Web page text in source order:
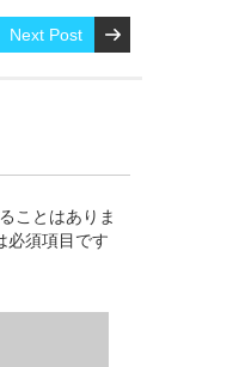
Next Post
ことはありま
必須項目です